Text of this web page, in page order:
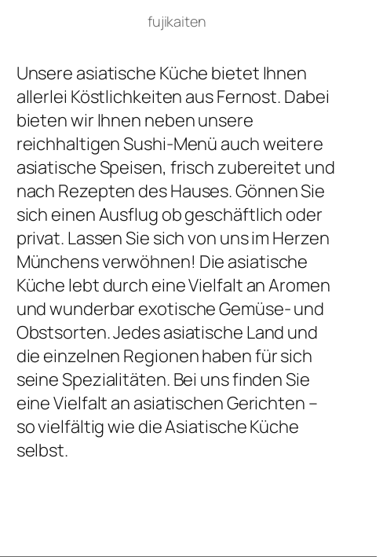
fujikaiten
Unsere asiatische Küche bietet Ihnen
allerlei Köstlichkeiten aus Fernost. Dabei
bieten wir Ihnen neben unsere
reichhaltigen Sushi-Menü auch weitere
asiatische Speisen, frisch zubereitet und
nach Rezepten des Hauses. Gönnen Sie
sich einen Ausflug ob geschäftlich oder
privat. Lassen Sie sich von uns im Herzen
Münchens verwöhnen! Die asiatische
Küche lebt durch eine Vielfalt an Aromen
und wunderbar exotische Gemüse- und
Obstsorten. Jedes asiatische Land und
die einzelnen Regionen haben für sich
seine Spezialitäten. Bei uns finden Sie
eine Vielfalt an asiatischen Gerichten –
so vielfältig wie die Asiatische Küche
selbst.